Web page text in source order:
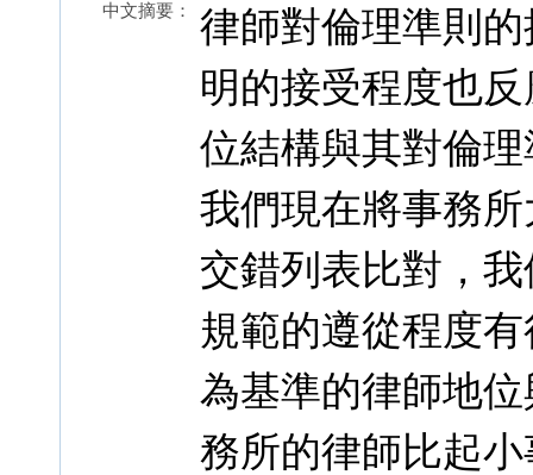
中文摘要：
律師對倫理準則
明的接受程度也
位結構與其對倫
我們現在將事務
交錯列表比對，
規範的遵從程度
為基準的律師地
務所的律師比起